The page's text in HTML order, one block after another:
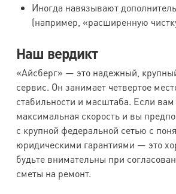
Иногда навязывают
(например, «расширенную
Наш вердикт
«Айсберг» — это надежный,
сервис. Он занимает четвертое
стабильности и масштаба. Если
максимальная скорость и вы
с крупной федеральной сетью с
юридическими гарантиями — это
будьте внимательны при
сметы на ремонт.